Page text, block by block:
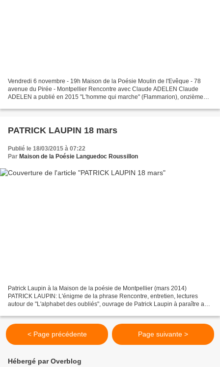
Vendredi 6 novembre - 19h Maison de la Poésie Moulin de l'Evêque - 78
avenue du Pirée - Montpellier Rencontre avec Claude ADELEN Claude
ADELEN a publié en 2015 "L'homme qui marche" (Flammarion), onzième
PATRICK LAUPIN 18 mars
Publié le 18/03/2015 à 07:22
Par Maison de la Poésie Languedoc Roussillon
Patrick Laupin à la Maison de la poésie de Montpellier (mars 2014)
PATRICK LAUPIN: L'énigme de la phrase Rencontre, entretien, lectures
autour de "L'alphabet des oubliés", ouvrage de Patrick Laupin à paraître aux
< Page précédente Page suivante >
Hébergé par Overblog